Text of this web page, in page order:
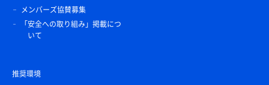
メンバーズ協賛募集
「安全への取り組み」掲載につ
いて
推奨環境